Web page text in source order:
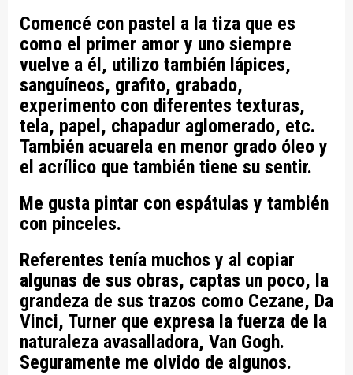
Comencé con pastel a la tiza que es
como el primer amor y uno siempre
vuelve a él, utilizo también lápices,
sanguíneos, grafito, grabado,
experimento con diferentes texturas,
tela, papel, chapadur aglomerado, etc.
También acuarela en menor grado óleo y
el acrílico que también tiene su sentir.
Me gusta pintar con espátulas y también
con pinceles.
Referentes tenía muchos y al copiar
algunas de sus obras, captas un poco, la
grandeza de sus trazos como Cezane, Da
Vinci, Turner que expresa la fuerza de la
naturaleza avasalladora, Van Gogh.
Seguramente me olvido de algunos.